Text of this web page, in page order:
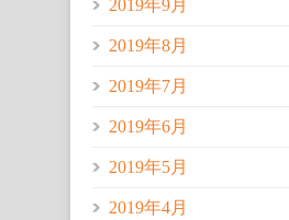
2019年9月
2019年8月
2019年7月
2019年6月
2019年5月
2019年4月